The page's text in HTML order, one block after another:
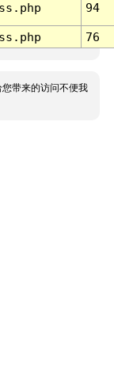
94
76
带来的访问不便我